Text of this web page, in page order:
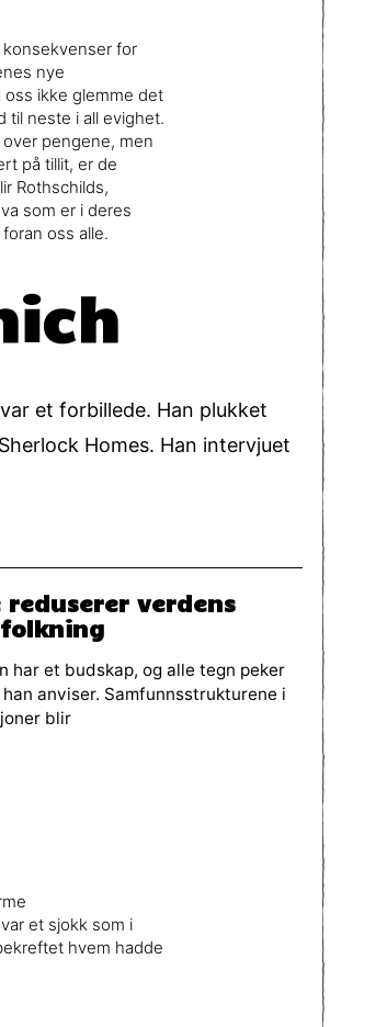
for
nye
ikke glemme det
til neste i all evighet.
pengene, men
på tillit, er de
Rothschilds,
som er i deres
oss alle.
et forbillede. Han plukket
Homes. Han intervjuet
reduserer verdens
har et budskap, og alle tegn peker
anviser. Samfunnsstrukturene i
blir
et sjokk som i
hvem hadde